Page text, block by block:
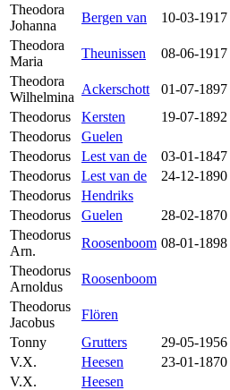
Theodora
Johanna
Bergen van 10-03-1917
Theodora
Maria
Theunissen 08-06-1917
Theodora
Wilhelmina
Ackerschott 01-07-1897
Theodorus
Kersten 19-07-1892
Theodorus
Guelen
Theodorus
Lest van de 03-01-1847
Theodorus
Lest van de 24-12-1890
Theodorus
Hendriks
Theodorus
Guelen 28-02-1870
Theodorus
Arn.
Roosenboom 08-01-1898
Theodorus
Arnoldus
Roosenboom
Theodorus
Jacobus
Flören
Tonny
Grutters 29-05-1956
V.X.
Heesen 23-01-1870
V.X.
Heesen